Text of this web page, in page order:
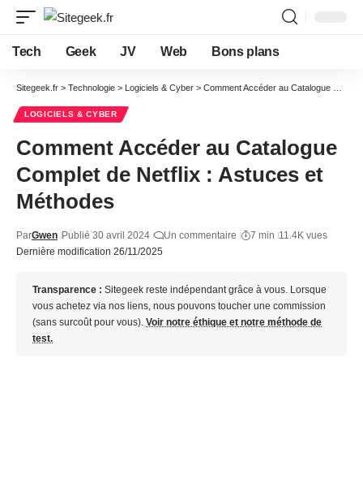
Tech Geek JV Web Bons plans
Sitegeek.fr > Technologie > Logiciels & Cyber > Comment Accéder au Catalogue Complet de Netflix : Astuces et Méthodes
LOGICIELS & CYBER
Comment Accéder au Catalogue
Complet de Netflix : Astuces et
Méthodes
Dernière modification 26/11/2025
ParGwen Publié 30 avril 2024 Un commentaire 7 min 11.4K vues
Transparence : Sitegeek reste indépendant grâce à vous. Lorsque
vous achetez via nos liens, nous pouvons toucher une commission
(sans surcoût pour vous). Voir notre éthique et notre méthode de
test.